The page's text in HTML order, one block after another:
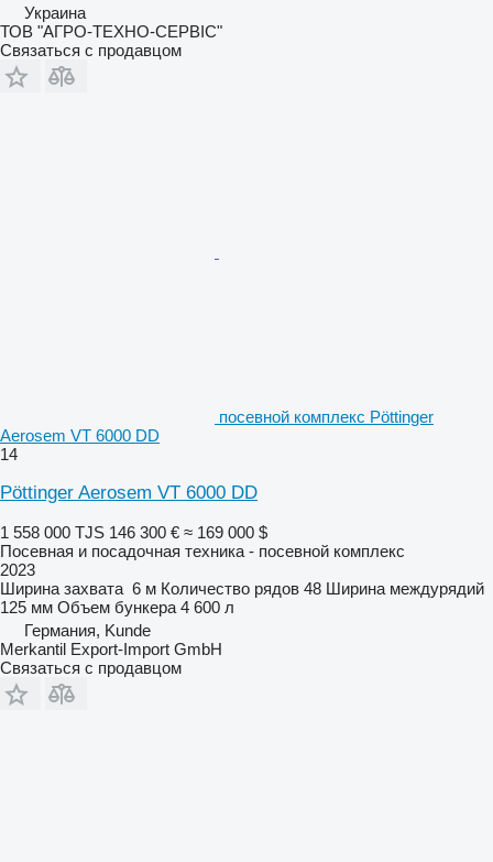
Украина
ТОВ "АГРО-ТЕХНО-СЕРВІС"
Связаться с продавцом
посевной комплекс Pöttinger
Aerosem VT 6000 DD
14
Pöttinger Aerosem VT 6000 DD
1 558 000 TJS 146 300 € ≈ 169 000 $
Посевная и посадочная техника - посевной комплекс
2023
Ширина захвата 6 м Количество рядов 48 Ширина междурядий
125 мм Объем бункера 4 600 л
Германия, Kunde
Merkantil Export-Import GmbH
Связаться с продавцом